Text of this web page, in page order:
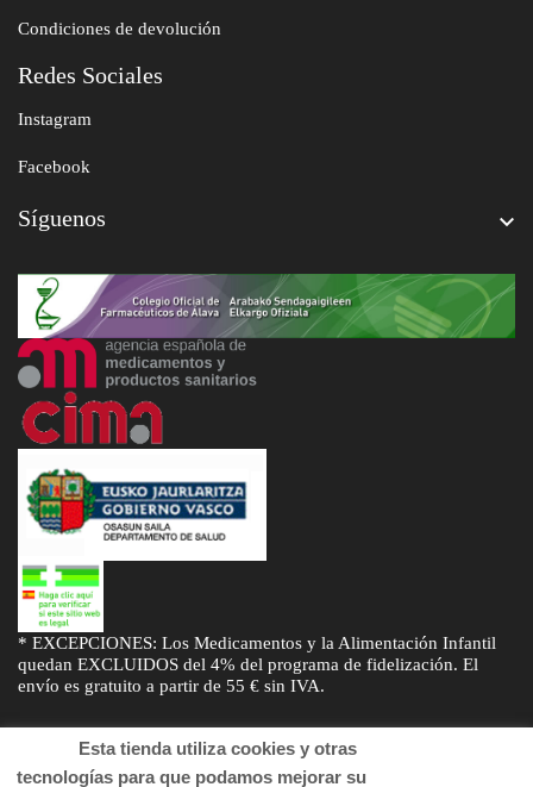
Condiciones de devolución
Redes Sociales
Instagram
Facebook
Síguenos 
* EXCEPCIONES: Los Medicamentos y la Alimentación Infantil
quedan EXCLUIDOS del 4% del programa de fidelización. El
envío es gratuito a partir de 55 € sin IVA.
Esta tienda utiliza cookies y otras
tecnologías para que podamos mejorar su